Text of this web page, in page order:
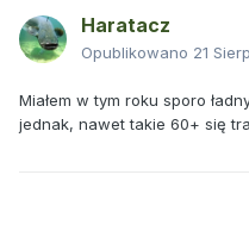
Haratacz
Opublikowano 21
Miałem w tym roku sporo
jednak, nawet takie 60+ się